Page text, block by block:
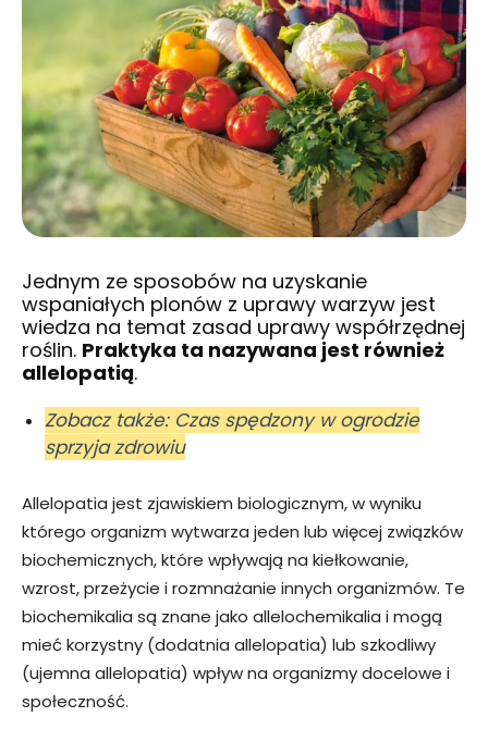
Jednym ze sposobów na uzyskanie
wspaniałych plonów z uprawy warzyw jest
wiedza na temat zasad uprawy współrzędnej
roślin. Praktyka ta nazywana jest również
allelopatią.
Zobacz także: Czas spędzony w ogrodzie
sprzyja zdrowiu
Allelopatia jest zjawiskiem biologicznym, w wyniku
którego organizm wytwarza jeden lub więcej związków
biochemicznych, które wpływają na kiełkowanie,
wzrost, przeżycie i rozmnażanie innych organizmów. Te
biochemikalia są znane jako allelochemikalia i mogą
mieć korzystny (dodatnia allelopatia) lub szkodliwy
(ujemna allelopatia) wpływ na organizmy docelowe i
społeczność.